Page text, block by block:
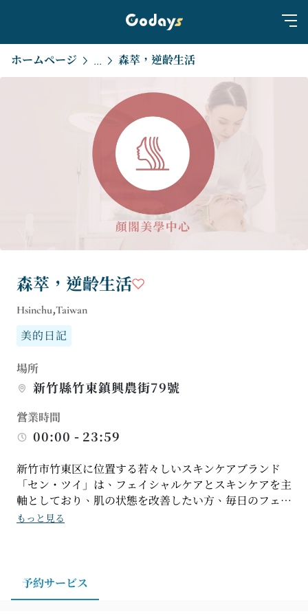
ホームページ ... 森萃，逆齡生活
森萃，逆齡生活
Hsinchu,Taiwan
美的日記
場所
新竹縣竹東鎮興農街79號
営業時間
00:00 - 23:59
新竹市竹東区に位置する若々しいスキンケアブランド
「セン・ツイ」は、フェイシャルケアとスキンケアを主
軸としており、肌の状態を改善したい方、毎日のフェイ
シャルケアを希望する方、スキンケアのルーティンにつ
フェイシャルケアを受けるのに良い選択肢となるでしょ
う。
もっと見る
予約サービス